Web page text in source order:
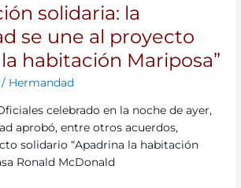
solidaria: la
se une al proyecto
habitación Mariposa”
/ Hermandad
celebrado en la noche de ayer,
aprobó, entre otros acuerdos,
solidario “Apadrina la habitación
Ronald McDonald